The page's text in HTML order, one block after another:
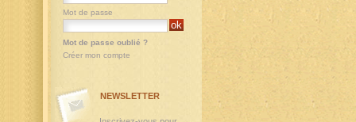
Mot de passe
Mot de passe oublié ?
Créer mon compte
NEWSLETTER